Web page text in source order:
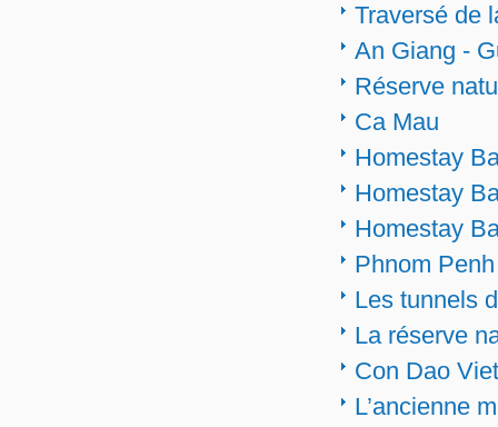
Traversé de
An Giang -
Réserve
Ca Mau
Homestay
Homestay
Homestay
Phnom Penh
Les tunnels
La réserve
Con Dao
L’ancienne